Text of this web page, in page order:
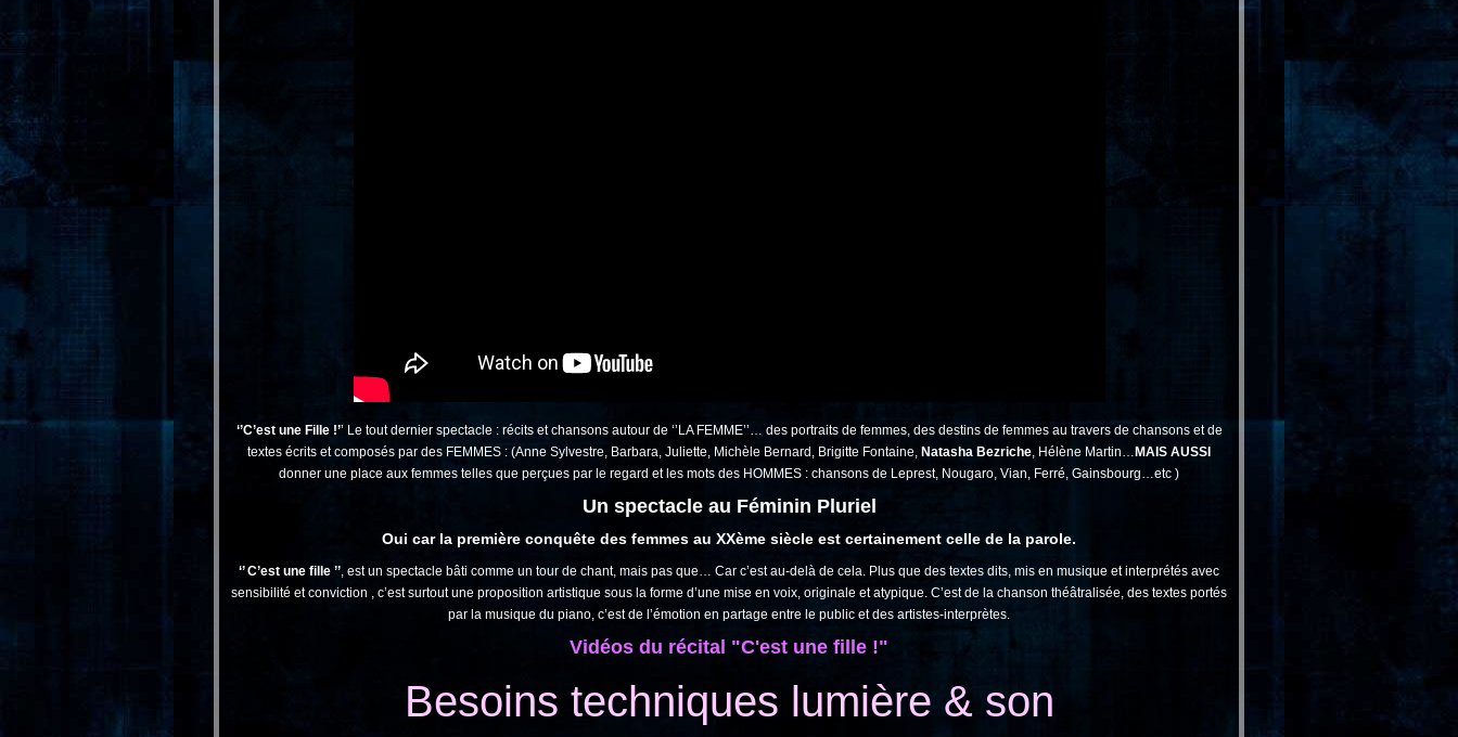
‘’C’est une Fille !’’ Le tout dernier spectacle : récits et chansons autour de ‘’LA FEMME’’… des portraits de femmes, des destins de femmes au travers de chansons et de
textes écrits et composés par des FEMMES : (Anne Sylvestre, Barbara, Juliette, Michèle Bernard, Brigitte Fontaine, Natasha Bezriche, Hélène Martin… MAIS AUSSI
donner une place aux femmes telles que perçues par le regard et les mots des HOMMES : chansons de Leprest, Nougaro, Vian, Ferré, Gainsbourg…etc )
Un spectacle au Féminin Pluriel
Oui car la première conquête des femmes au XXème siècle est certainement celle de la parole.
‘’ C’est une fille ’’, est un spectacle bâti comme un tour de chant, mais pas que… Car c’est au-delà de cela. Plus que des textes dits, mis en musique et interprétés avec
sensibilité et conviction , c’est surtout une proposition artistique sous la forme d’une mise en voix, originale et atypique. C’est de la chanson théâtralisée, des textes portés
par la musique du piano, c’est de l’émotion en partage entre le public et des artistes-interprètes.
Vidéos du récital "C'est une fille !"
Besoins techniques lumière & son